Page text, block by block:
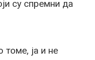
су спремни да
томе, ја и не